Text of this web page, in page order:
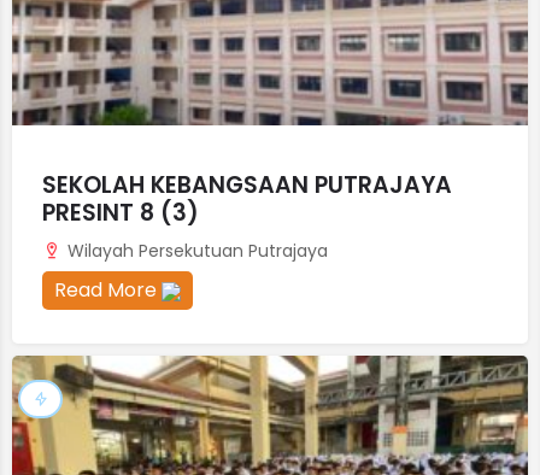
SEKOLAH KEBANGSAAN PUTRAJAYA
PRESINT 8 (3)
Wilayah Persekutuan Putrajaya
Read More